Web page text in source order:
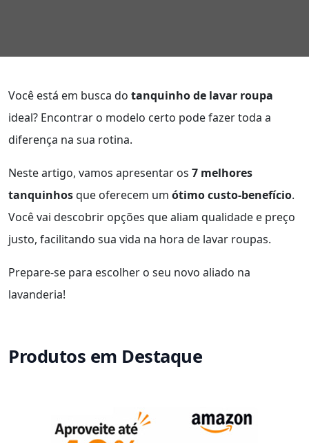
Você está em busca do tanquinho de lavar roupa
ideal? Encontrar o modelo certo pode fazer toda a
diferença na sua rotina.
Neste artigo, vamos apresentar os 7 melhores
tanquinhosque oferecem um ótimo custo-benefício.
Você vai descobrir opções que aliam qualidade e preço
justo, facilitando sua vida na hora de lavar roupas.
Prepare-se para escolher o seu novo aliado na
lavanderia!
Produtos em Destaque